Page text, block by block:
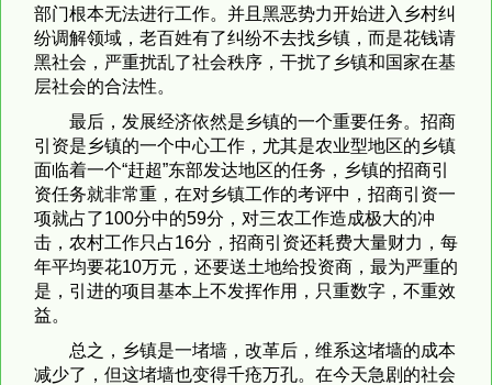
部门根本无法进行工作。并且黑恶势力开始进入乡村纠
纷调解领域，老百姓有了纠纷不去找乡镇，而是花钱请
黑社会，严重扰乱了社会秩序，干扰了乡镇和国家在基
层社会的合法性。
最后，发展经济依然是乡镇的一个重要任务。招商
引资是乡镇的一个中心工作，尤其是农业型地区的乡镇
面临着一个“赶超”东部发达地区的任务，乡镇的招商引
资任务就非常重，在对乡镇工作的考评中，招商引资一
项就占了100分中的59分，对三农工作造成极大的冲
击，农村工作只占16分，招商引资还耗费大量财力，每
年平均要花10万元，还要送土地给投资商，最为严重的
是，引进的项目基本上不发挥作用，只重数字，不重效
益。
总之，乡镇是一堵墙，改革后，维系这堵墙的成本
减少了，但这堵墙也变得千疮万孔。在今天急剧的社会